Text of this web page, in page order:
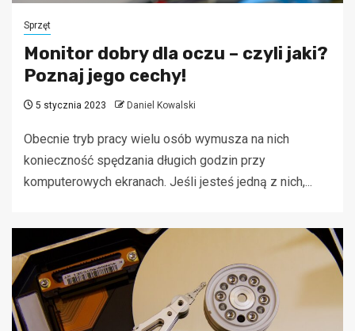
Sprzęt
Monitor dobry dla oczu – czyli jaki?
Poznaj jego cechy!
5 stycznia 2023 Daniel Kowalski
Obecnie tryb pracy wielu osób wymusza na nich
konieczność spędzania długich godzin przy
komputerowych ekranach. Jeśli jesteś jedną z nich,...